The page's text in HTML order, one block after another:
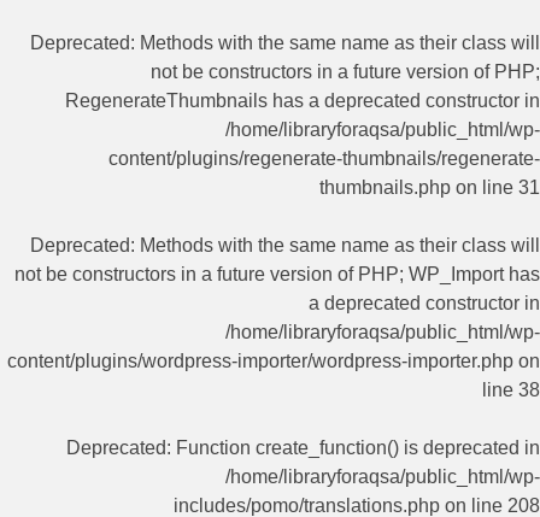
Deprecated: Methods with the same name as their class will
not be constructors in a future version of PHP;
RegenerateThumbnails has a deprecated constructor in
/home/libraryforaqsa/public_html/wp-
content/plugins/regenerate-thumbnails/regenerate-
thumbnails.php on line 31
Deprecated: Methods with the same name as their class will
not be constructors in a future version of PHP; WP_Import has
a deprecated constructor in
/home/libraryforaqsa/public_html/wp-
content/plugins/wordpress-importer/wordpress-importer.php on
line 38
Deprecated: Function create_function() is deprecated in
/home/libraryforaqsa/public_html/wp-
includes/pomo/translations.php on line 208